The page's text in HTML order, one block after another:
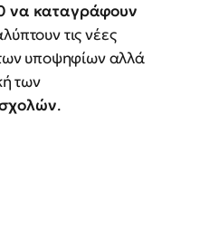
να καταγράφουν
τις νέες
των υποψηφίων αλλά
των
.